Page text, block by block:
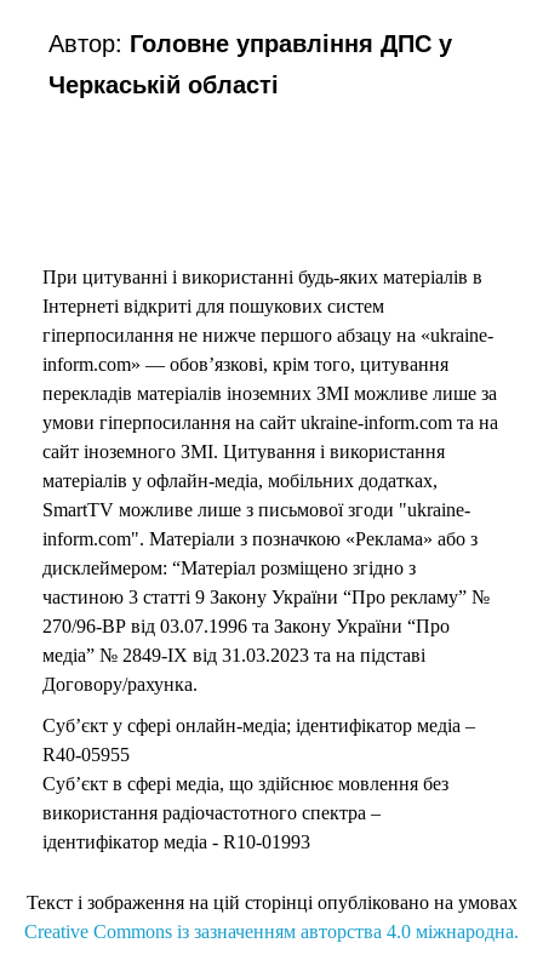
Автор: Головне управління ДПС у
Черкаській області
При цитуванні і використанні будь-яких матеріалів в
Інтернеті відкриті для пошукових систем
гіперпосилання не нижче першого абзацу на «ukraine-
inform.com» — обов’язкові, крім того, цитування
перекладів матеріалів іноземних ЗМІ можливе лише за
умови гіперпосилання на сайт ukraine-inform.com та на
сайт іноземного ЗМІ. Цитування і використання
матеріалів у офлайн-медіа, мобільних додатках,
SmartTV можливе лише з письмової згоди "ukraine-
inform.com". Матеріали з позначкою «Реклама» або з
дисклеймером: “Матеріал розміщено згідно з
частиною 3 статті 9 Закону України “Про рекламу” №
270/96-ВР від 03.07.1996 та Закону України “Про
медіа” № 2849-IX від 31.03.2023 та на підставі
Договору/рахунка.
Суб’єкт у сфері онлайн-медіа; ідентифікатор медіа –
R40-05955
Суб’єкт в сфері медіа, що здійснює мовлення без
використання радіочастотного спектра –
ідентифікатор медіа - R10-01993
Текст і зображення на цій сторінці опубліковано на умовах
Creative Commons із зазначенням авторства 4.0 міжнародна.